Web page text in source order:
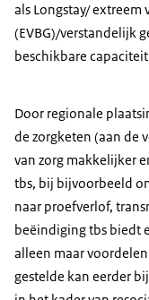
als Longstay/ extreem
(EVBG)/verstandelijk
beschikbare
Door regionale
de zorgketen (aan de
van zorg makkelijker
tbs, bij bijvoorbeeld
naar proefverlof,
beëindiging tbs biedt
alleen maar
gestelde kan eerder